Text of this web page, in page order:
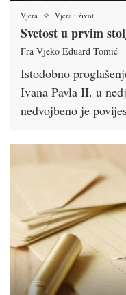
Vjera Vjera i život
Svetost u prvim
Fra Vjeko Eduard Tomić
Istodobno
Ivana Pavla II. u
nedvojbeno je